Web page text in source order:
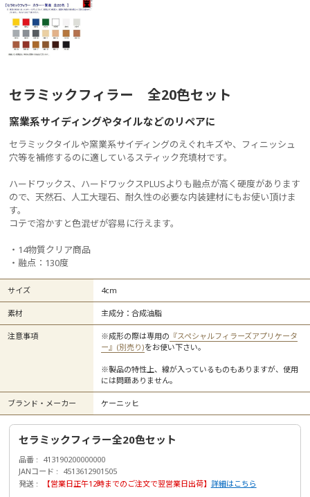
セラミックフィラー 全20色セット
窯業系サイディングやタイルなどのリペアに
セラミックタイルや窯業系サイディングのえぐれキズや、フィニッシュ
穴等を補修するのに適しているスティック充填材です。
ハードワックス、ハードワックスPLUSよりも融点が高く硬度があります
ので、天然石、人工大理石、耐久性の必要な内装建材にもお使い頂けま
す。
コテで溶かすと色混ぜが容易に行えます。
・14物質クリア商品
・融点：130度
サイズ 4cm
素材 主成分：合成油脂
注意事項 ※成形の際は専用の 『スペシャルフィラーズアプリケータ
ー』(別売り)をお使い下さい。
※製品の特性上、線が入っているものもありますが、使用
には問題ありません。
ブランド・メーカー ケーニッヒ
セラミックフィラー全20色セット
品番
413190200000000
JANコード
4513612901505
発送
【営業日正午12時までのご注文で翌営業日出荷】 詳細はこちら